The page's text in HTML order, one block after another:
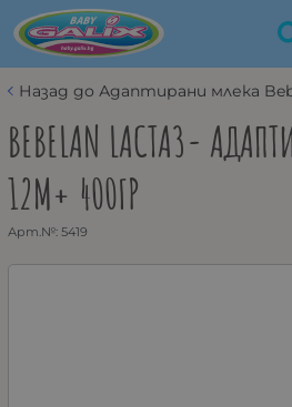
Назад до Адаптирани млека
BEBELAN LACTA3-
12М+ 400ГР
Арт.№: 5419